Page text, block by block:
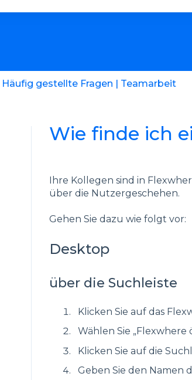
Häufig gestellte Fragen | Teamarbeit
Wie finde ich
Ihre Kollegen sind in
über die Nutzergeschehen.
Gehen Sie dazu wie folgt vor:
Desktop
über die Suchleiste
Klicken Sie auf das
Wählen Sie „Flexwhere
Klicken Sie auf die
Geben Sie den Namen